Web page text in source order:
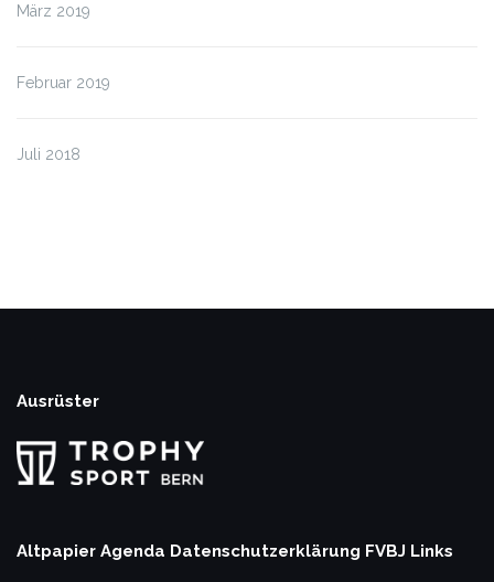
März 2019
Februar 2019
Juli 2018
Ausrüster
Altpapier Agenda Datenschutzerklärung FVBJ Links